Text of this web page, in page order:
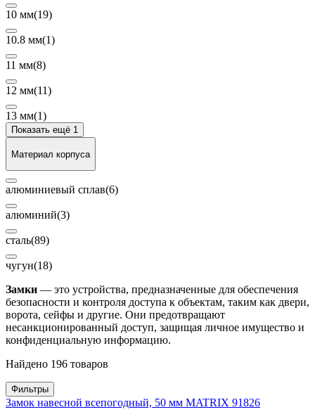
10 мм(19)
10.8 мм(1)
11 мм(8)
12 мм(11)
13 мм(1)
Показать ещё 1
Материал корпуса
алюминиевый сплав(6)
алюминий(3)
сталь(89)
чугун(18)
Замки — это устройства, предназначенные для обеспечения
безопасности и контроля доступа к объектам, таким как двери,
ворота, сейфы и другие. Они предотвращают
несанкционированный доступ, защищая личное имущество и
конфиденциальную информацию.
Найдено 196 товаров
Фильтры
Замок навесной всепогодный, 50 мм MATRIX 91826